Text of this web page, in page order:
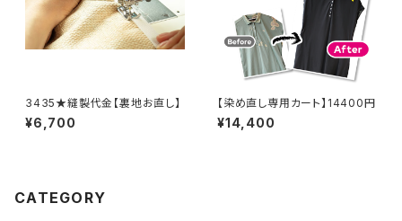
3435★縫製代金【裏地お直し】
¥6,700
【染め直し専用カート】14400円
¥14,400
CATEGORY